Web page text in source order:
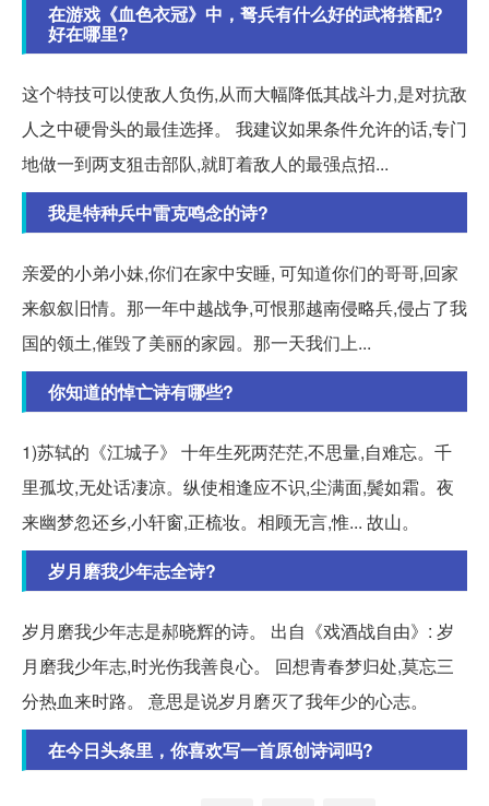
在游戏《血色衣冠》中，弩兵有什么好的武将搭配?
好在哪里?
这个特技可以使敌人负伤,从而大幅降低其战斗力,是对抗敌
人之中硬骨头的最佳选择。 我建议如果条件允许的话,专门
地做一到两支狙击部队,就盯着敌人的最强点招...
我是特种兵中雷克鸣念的诗?
亲爱的小弟小妹,你们在家中安睡, 可知道你们的哥哥,回家
来叙叙旧情。那一年中越战争,可恨那越南侵略兵,侵占了我
国的领土,催毁了美丽的家园。那一天我们上...
你知道的悼亡诗有哪些?
1)苏轼的《江城子》 十年生死两茫茫,不思量,自难忘。千
里孤坟,无处话凄凉。纵使相逢应不识,尘满面,鬓如霜。夜
来幽梦忽还乡,小轩窗,正梳妆。相顾无言,惟... 故山。
岁月磨我少年志全诗?
岁月磨我少年志是郝晓辉的诗。 出自《戏酒战自由》: 岁
月磨我少年志,时光伤我善良心。 回想青春梦归处,莫忘三
分热血来时路。 意思是说岁月磨灭了我年少的心志。
在今日头条里，你喜欢写一首原创诗词吗?